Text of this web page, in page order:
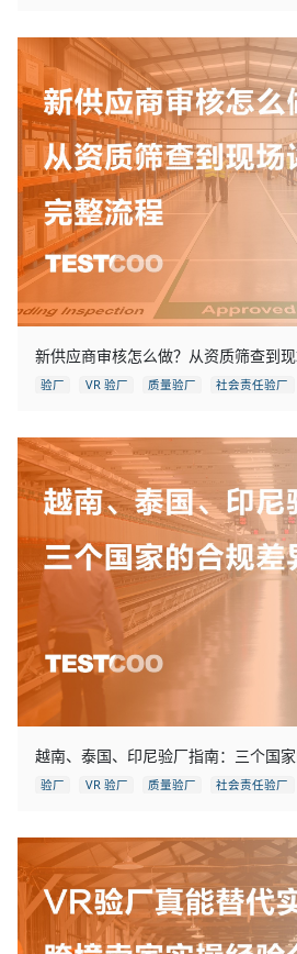
新供应商审核怎么做？从资质筛查到
验厂 VR 验厂 质量验厂 社会责任验厂
越南、泰国、印尼验厂指南：三个国
验厂 VR 验厂 质量验厂 社会责任验厂